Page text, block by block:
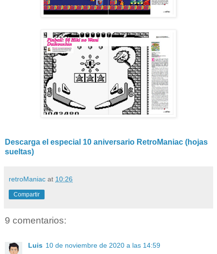
Descarga el especial 10 aniversario RetroManiac (hojas
sueltas)
retroManiac at 10:26
Compartir
9 comentarios:
Luis 10 de noviembre de 2020 a las 14:59